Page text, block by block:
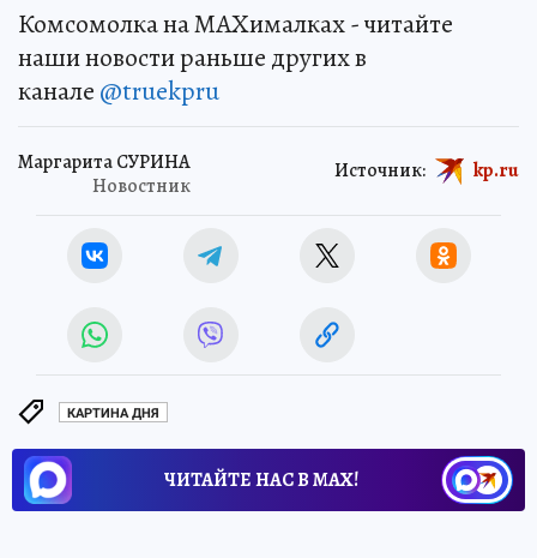
Комсомолка на MAXималках - читайте
наши новости раньше других в
канале @truekpru
Маргарита СУРИНА
Новостник
Источник: kp.ru
КАРТИНА ДНЯ
ЧИТАЙТЕ НАС В МАХ!